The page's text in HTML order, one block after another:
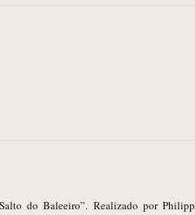
do Baleeiro”. Realizado por Philipp